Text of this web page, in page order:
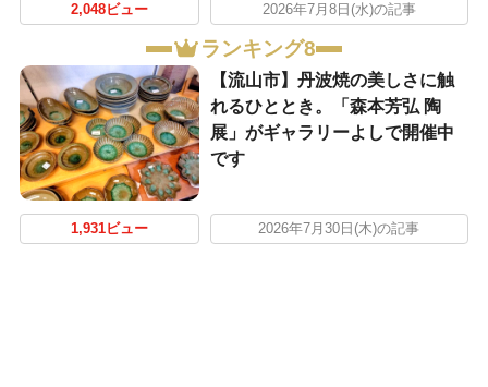
2,048ビュー 2026年7月8日(水)の記事
ランキング8
【流山市】丹波焼の美しさに触
れるひととき。「森本芳弘 陶
展」がギャラリーよしで開催中
です
1,931ビュー 2026年7月30日(木)の記事